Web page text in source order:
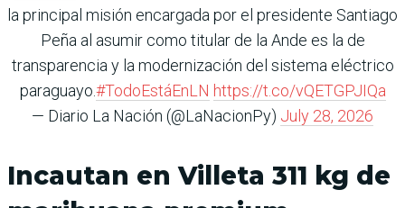
la principal misión encargada por el presidente Santiago
Peña al asumir como titular de la Ande es la de
transparencia y la modernización del sistema eléctrico
paraguayo.#TodoEstáEnLN https://t.co/vQETGPJIQa
— Diario La Nación (@LaNacionPy) July 28, 2026
Incautan en Villeta 311 kg de